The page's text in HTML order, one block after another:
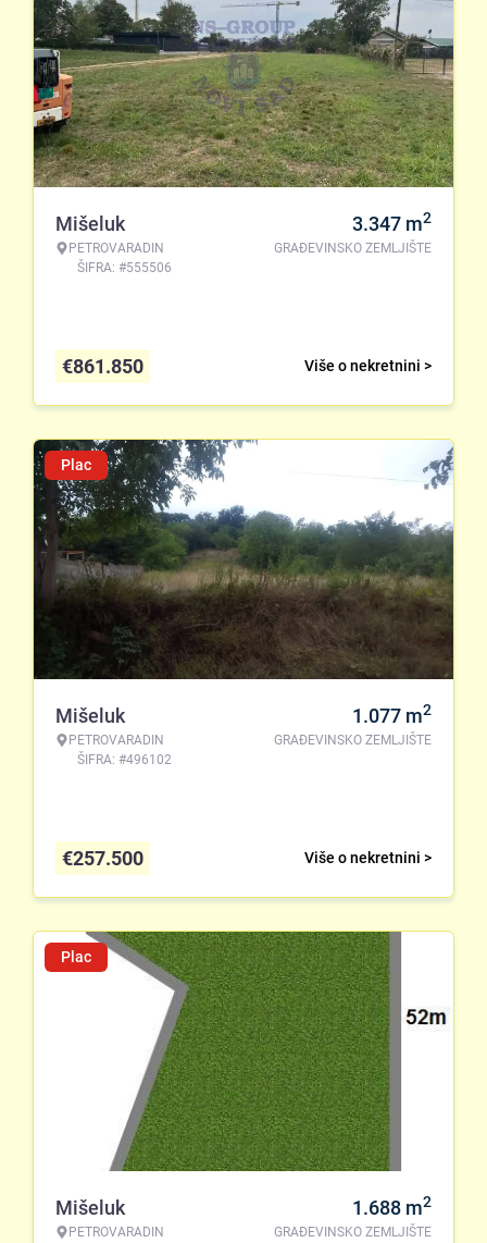
Mišeluk
PETROVARADIN
ŠIFRA: #555506
3.347 m2
GRAĐEVINSKO ZEMLJIŠTE
Više o nekretnini >
€861.850
Plac
Mišeluk
PETROVARADIN
ŠIFRA: #496102
1.077 m2
GRAĐEVINSKO ZEMLJIŠTE
Više o nekretnini >
€257.500
Plac
Mišeluk
PETROVARADIN
1.688 m2
GRAĐEVINSKO ZEMLJIŠTE